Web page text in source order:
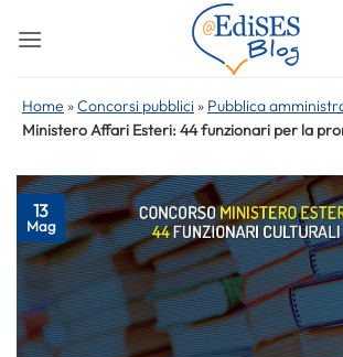
Home »Concorsi pubblici » Pubblica
Ministero Affari Esteri: 44 funzionari per la
13
Mag